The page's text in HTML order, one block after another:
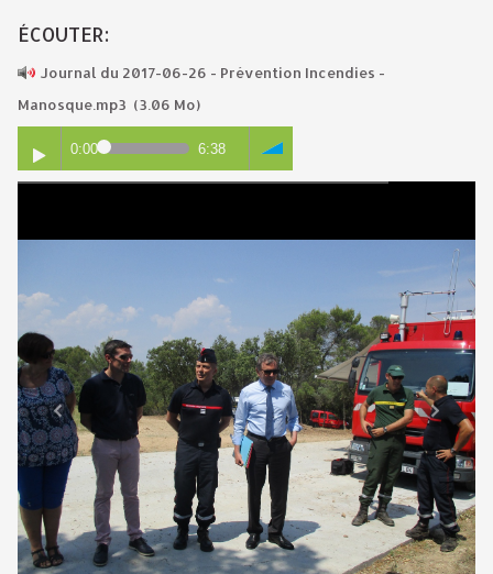
ÉCOUTER:
Journal du 2017-06-26 - Prévention Incendies -
Manosque.mp3 (3.06 Mo)
0:00 6:38